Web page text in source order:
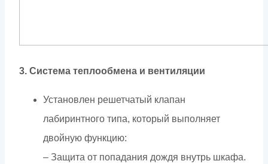
3. Система теплообмена и вентиляции
Установлен решетчатый клапан
лабиринтного типа, который выполняет
двойную функцию:
– Защита от попадания дождя внутрь шкафа.